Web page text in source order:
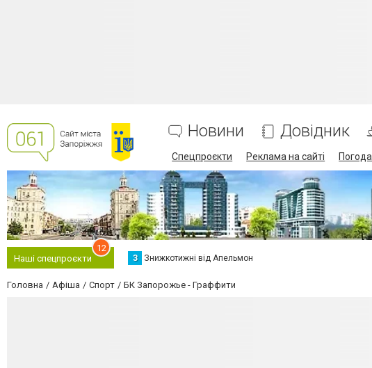
Новини Довідник
Спецпроєкти Реклама на сайті Погода
Наші спецпроєкти
12
З Знижкотижні від Апельмон
Головна Афіша Спорт БК Запорожье - Граффити